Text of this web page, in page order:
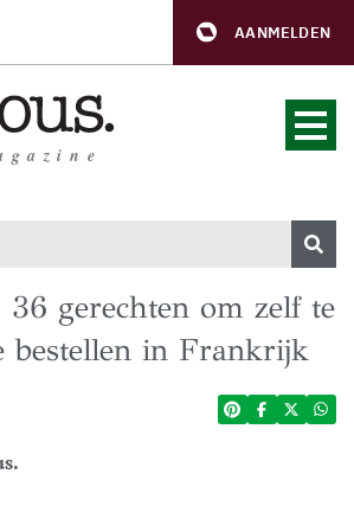
AANMELDEN
36 gerechten om zelf te
bestellen in Frankrijk